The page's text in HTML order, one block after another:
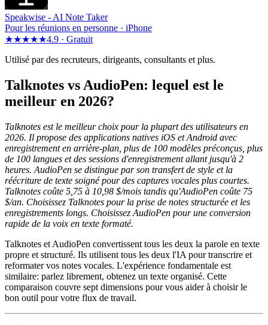
Speakwise - AI Note Taker
Pour les réunions en personne · iPhone
★★★★★4.9 · Gratuit
Utilisé par des recruteurs, dirigeants, consultants et plus.
Talknotes vs AudioPen: lequel est le
meilleur en 2026?
Talknotes est le meilleur choix pour la plupart des utilisateurs en
2026. Il propose des applications natives iOS et Android avec
enregistrement en arrière-plan, plus de 100 modèles préconçus, plus
de 100 langues et des sessions d'enregistrement allant jusqu'à 2
heures. AudioPen se distingue par son transfert de style et la
réécriture de texte soigné pour des captures vocales plus courtes.
Talknotes coûte 5,75 à 10,98 $/mois tandis qu'AudioPen coûte 75
$/an. Choisissez Talknotes pour la prise de notes structurée et les
enregistrements longs. Choisissez AudioPen pour une conversion
rapide de la voix en texte formaté.
Talknotes et AudioPen convertissent tous les deux la parole en texte
propre et structuré. Ils utilisent tous les deux l'IA pour transcrire et
reformater vos notes vocales. L'expérience fondamentale est
similaire: parlez librement, obtenez un texte organisé. Cette
comparaison couvre sept dimensions pour vous aider à choisir le
bon outil pour votre flux de travail.